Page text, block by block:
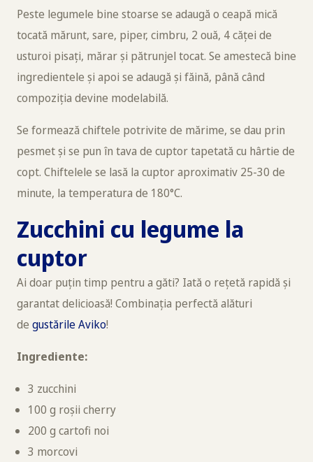
Peste legumele bine stoarse se adaugă o ceapă mică
tocată mărunt, sare, piper, cimbru, 2 ouă, 4 căței de
usturoi pisați, mărar și pătrunjel tocat. Se amestecă bine
ingredientele și apoi se adaugă și făină, până când
compoziția devine modelabilă.
Se formează chiftele potrivite de mărime, se dau prin
pesmet și se pun în tava de cuptor tapetată cu hârtie de
copt. Chiftelele se lasă la cuptor aproximativ 25-30 de
minute, la temperatura de 180°C.
Zucchini cu legume la
cuptor
Ai doar puțin timp pentru a găti? Iată o rețetă rapidă și
garantat delicioasă! Combinația perfectă alături
de gustările Aviko!
Ingrediente:
3 zucchini
100 g roșii cherry
200 g cartofi noi
3 morcovi